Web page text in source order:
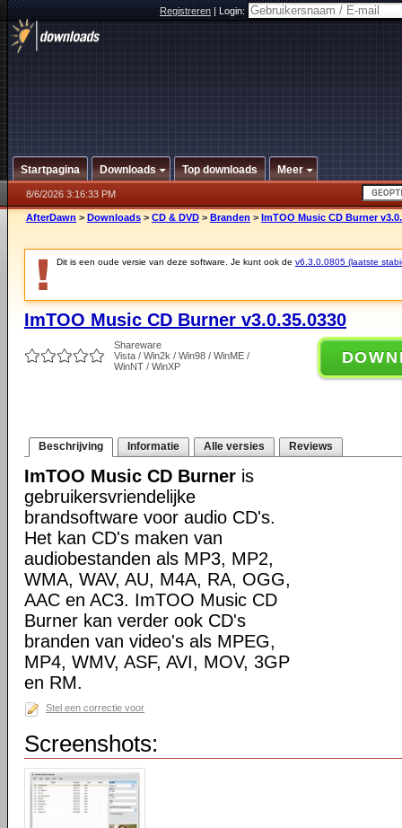
Registreren|Login:
Startpagina Downloads Top downloads Meer
8/6/2026 3:16:33 PM
AfterDawn > Downloads > CD & DVD > Branden > ImTOO Music CD Burner
Dit is een oude versie van deze software. Je kunt ook de v6.3.0.0805 (laatste
ImTOO Music CD Burner v3.0.35.0330
Shareware
Vista / Win2k / Win98 / WinME /
WinNT / WinXP
Beschrijving Informatie Alle versies Reviews
ImTOO Music CD Burner is
gebruikersvriendelijke
brandsoftware voor audio CD's.
Het kan CD's maken van
audiobestanden als MP3, MP2,
WMA, WAV, AU, M4A, RA, OGG,
AAC en AC3. ImTOO Music CD
Burner kan verder ook CD's
branden van video's als MPEG,
MP4, WMV, ASF, AVI, MOV, 3GP
en RM.
Stel een correctie voor
Screenshots: